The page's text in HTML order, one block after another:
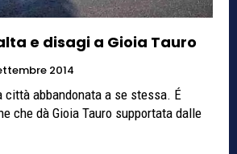
e disagi a Gioia Tauro
2014
città abbandonata a se stessa. É
che dà Gioia Tauro supportata dalle